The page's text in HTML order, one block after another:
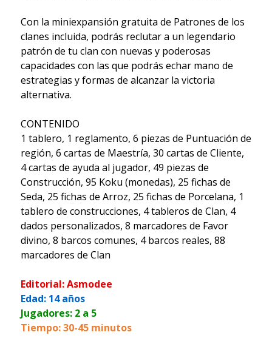
Con la miniexpansión gratuita de Patrones de los
clanes incluida, podrás reclutar a un legendario
patrón de tu clan con nuevas y poderosas
capacidades con las que podrás echar mano de
estrategias y formas de alcanzar la victoria
alternativa.
CONTENIDO
1 tablero, 1 reglamento, 6 piezas de Puntuación de
región, 6 cartas de Maestría, 30 cartas de Cliente,
4 cartas de ayuda al jugador, 49 piezas de
Construcción, 95 Koku (monedas), 25 fichas de
Seda, 25 fichas de Arroz, 25 fichas de Porcelana, 1
tablero de construcciones, 4 tableros de Clan, 4
dados personalizados, 8 marcadores de Favor
divino, 8 barcos comunes, 4 barcos reales, 88
marcadores de Clan
Editorial: Asmodee
Edad: 14 años
Jugadores: 2 a 5
Tiempo: 30-45 minutos